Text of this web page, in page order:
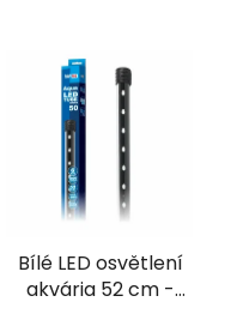
Bílé LED osvětlení
akvária 52 cm -